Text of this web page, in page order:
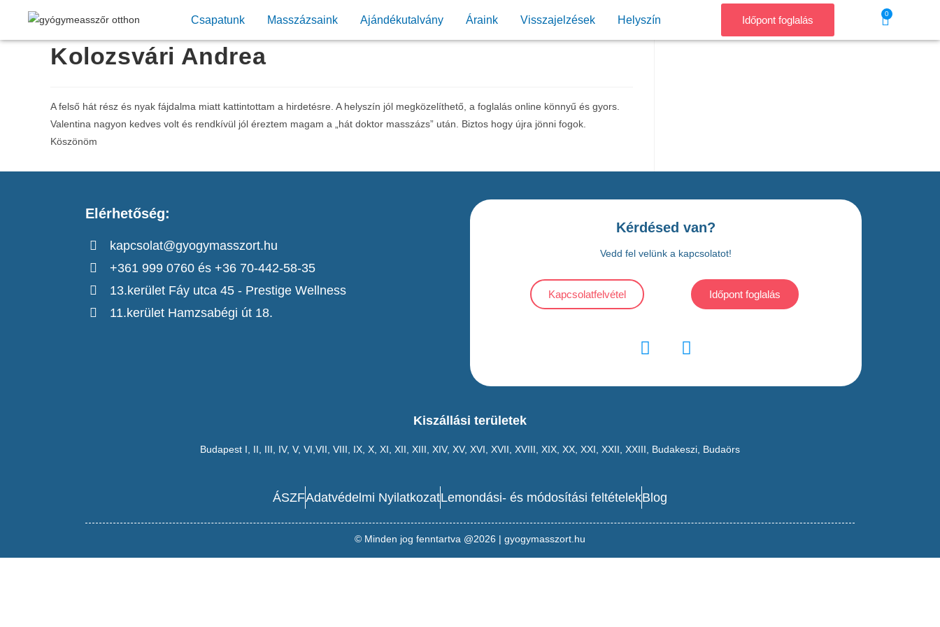
Csapatunk Masszázsaink Ajándékutalvány Áraink Visszajelzések Helyszín Időpont foglalás
0
Kolozsvári Andrea
A felső hát rész és nyak fájdalma miatt kattintottam a hirdetésre. A helyszín jól megközelíthető, a foglalás online könnyű és gyors.
Valentina nagyon kedves volt és rendkívül jól éreztem magam a „hát doktor masszázs” után. Biztos hogy újra jönni fogok.
Köszönöm
Elérhetőség:
kapcsolat@gyogymasszort.hu
+361 999 0760 és +36 70-442-58-35
13.kerület Fáy utca 45 - Prestige Wellness
11.kerület Hamzsabégi út 18.
Kérdésed van?
Vedd fel velünk a kapcsolatot!
Kapcsolatfelvétel Időpont foglalás
Kiszállási területek
Budapest I II III IV, V, VI ,VII, VIII IX X XI XII XIII XIV, XV, XVI XVII XVIII XIX XX XXI XXII XXIII Budakeszi Budaörs
ÁSZFAdatvédelmi NyilatkozatLemondási- és módosítási feltételekBlog
© Minden jog fenntartva @2026 | gyogymasszort.hu